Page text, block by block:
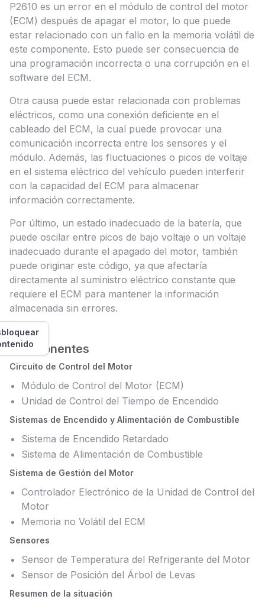
P2610 es un error en el módulo de control del motor
(ECM) después de apagar el motor, lo que puede
estar relacionado con un fallo en la memoria volátil de
este componente. Esto puede ser consecuencia de
una programación incorrecta o una corrupción en el
software del ECM.
Otra causa puede estar relacionada con problemas
eléctricos, como una conexión deficiente en el
cableado del ECM, la cual puede provocar una
comunicación incorrecta entre los sensores y el
módulo. Además, las fluctuaciones o picos de voltaje
en el sistema eléctrico del vehículo pueden interferir
con la capacidad del ECM para almacenar
información correctamente.
Por último, un estado inadecuado de la batería, que
puede oscilar entre picos de bajo voltaje o un voltaje
inadecuado durante el apagado del motor, también
puede originar este código, ya que afectaría
directamente al suministro eléctrico constante que
requiere el ECM para mantener la información
almacenada sin errores.
Componentes
Circuito de Control del Motor
Módulo de Control del Motor (ECM)
Unidad de Control del Tiempo de Encendido
Sistemas de Encendido y Alimentación de Combustible
Sistema de Encendido Retardado
Sistema de Alimentación de Combustible
Sistema de Gestión del Motor
Controlador Electrónico de la Unidad de Control del
Motor
Memoria no Volátil del ECM
Sensores
Sensor de Temperatura del Refrigerante del Motor
Sensor de Posición del Árbol de Levas
Resumen de la situación